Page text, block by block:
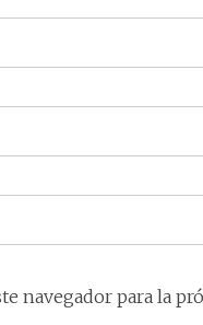
navegador para la